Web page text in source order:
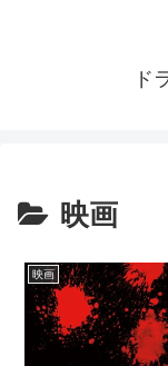
ド
映画
映画